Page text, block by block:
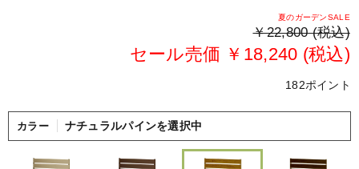
夏のガーデンSALE
￥22,800 (税込)
セール売価 ￥18,240 (税込)
182ポイント
カラー ナチュラルパインを選択中